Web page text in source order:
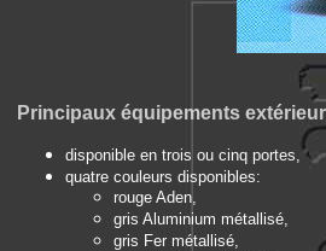
Principaux équipements
disponible en trois ou cinq portes,
quatre couleurs disponibles:
rouge Aden,
gris Aluminium métallisé,
gris Fer métallisé,